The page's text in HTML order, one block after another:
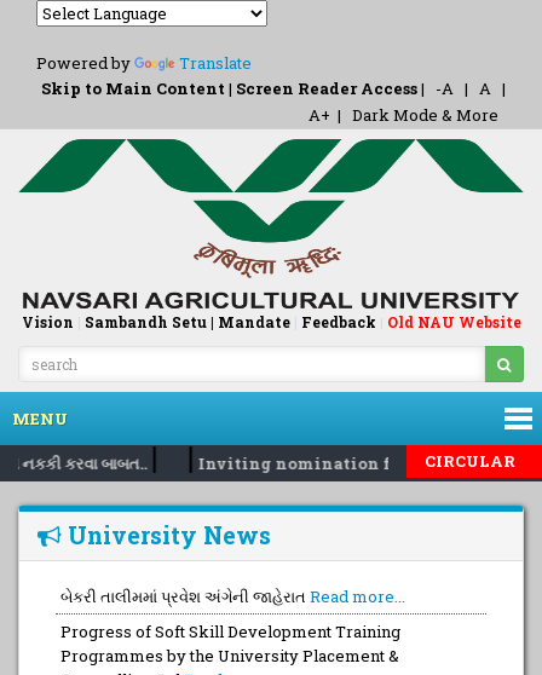
Powered by
Translate
Skip to Main Content | Screen Reader Access| -A | A |
A+ | Dark Mode & More
Vision | Sambandh Setu | Mandate| Feedback | Old NAU Website
MENU
નકકી કરવા બાબત..| | Inviting nomination for 5 days training
CIRCULAR
University News
બેકરી તાલીમમાં પ્રવેશ અંગેની જાહેરાત Read more...
Progress of Soft Skill Development Training
Programmes by the University Placement &
Counselling CelRead more...